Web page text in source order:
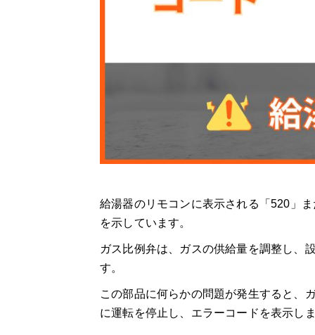
給湯器 エラーコード【520（52）】が
給湯器 エラーコード【520（52）】を
給湯器 エラーコード【520（52）】の
給湯器 エラーコード【520（52）】の
まとめ
自分でできる対処法と専門業者への依
給湯器のリモコンに表示される「520」
を示しています。
ガス比例弁は、ガスの供給量を調整し、
す。
この部品に何らかの問題が発生すると、
に運転を停止し、エラーコードを表示し